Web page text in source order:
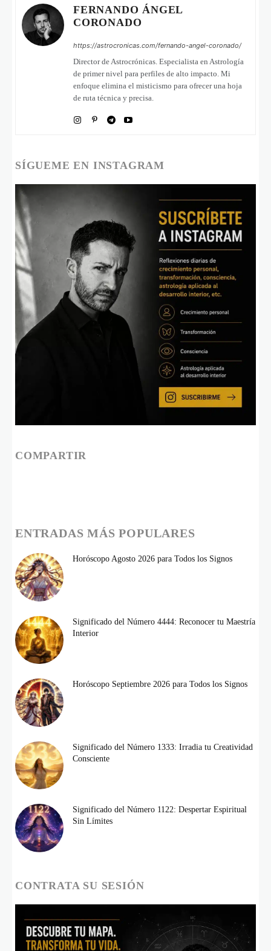
FERNANDO ÁNGEL
CORONADO
https://astrocronicas.com/fernando-angel-coronado/
Director de Astrocrónicas. Especialista en Astrología
de primer nivel para perfiles de alto impacto. Mi
enfoque elimina el misticismo para ofrecer una hoja
de ruta técnica y precisa.
SÍGUEME EN INSTAGRAM
COMPARTIR
ENTRADAS MÁS POPULARES
Horóscopo Agosto 2026 para Todos los Signos
Significado del Número 4444: Reconocer tu Maestría
Interior
Horóscopo Septiembre 2026 para Todos los Signos
Significado del Número 1333: Irradia tu Creatividad
Consciente
Significado del Número 1122: Despertar Espiritual
Sin Límites
CONTRATA SU SESIÓN